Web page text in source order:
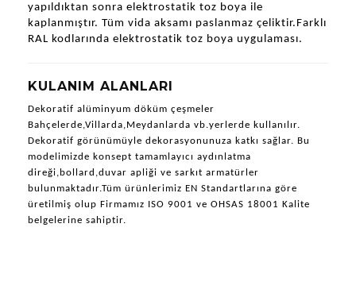
yapıldıktan sonra elektrostatik toz boya ile
kaplanmıştır. Tüm vida aksamı paslanmaz çeliktir.Farklı
RAL kodlarında elektrostatik toz boya uygulaması.
KULANIM ALANLARI
Dekoratif alüminyum döküm çeşmeler
Bahçelerde,Villarda,Meydanlarda vb.yerlerde kullanılır.
Dekoratif görünümüyle dekorasyonunuza katkı sağlar. Bu
modelimizde konsept tamamlayıcı aydınlatma
direği,bollard,duvar apliği ve sarkıt armatürler
bulunmaktadır.Tüm ürünlerimiz EN Standartlarına göre
üretilmiş olup Firmamız ISO 9001 ve OHSAS 18001 Kalite
belgelerine sahiptir.